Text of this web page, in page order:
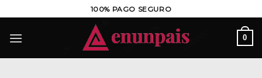
al
contenido
100% PAGO SEGURO
0